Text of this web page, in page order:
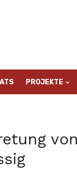
PROJEKTE
von